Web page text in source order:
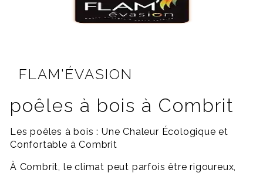
FLAM'ÉVASION
poêles à bois à Combrit
Les poêles à bois : Une Chaleur Écologique et
Confortable à Combrit
À Combrit, le climat peut parfois être rigoureux,